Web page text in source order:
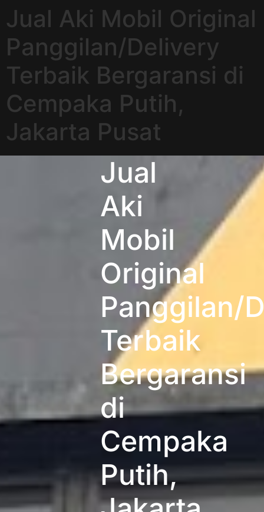
Jual Aki Mobil Original
Panggilan/Delivery
Terbaik Bergaransi di
Cempaka Putih,
Jakarta Pusat
Jual
Aki
Mobil
Original
Panggilan/
Terbaik
Bergaransi
di
Cempaka
Putih,